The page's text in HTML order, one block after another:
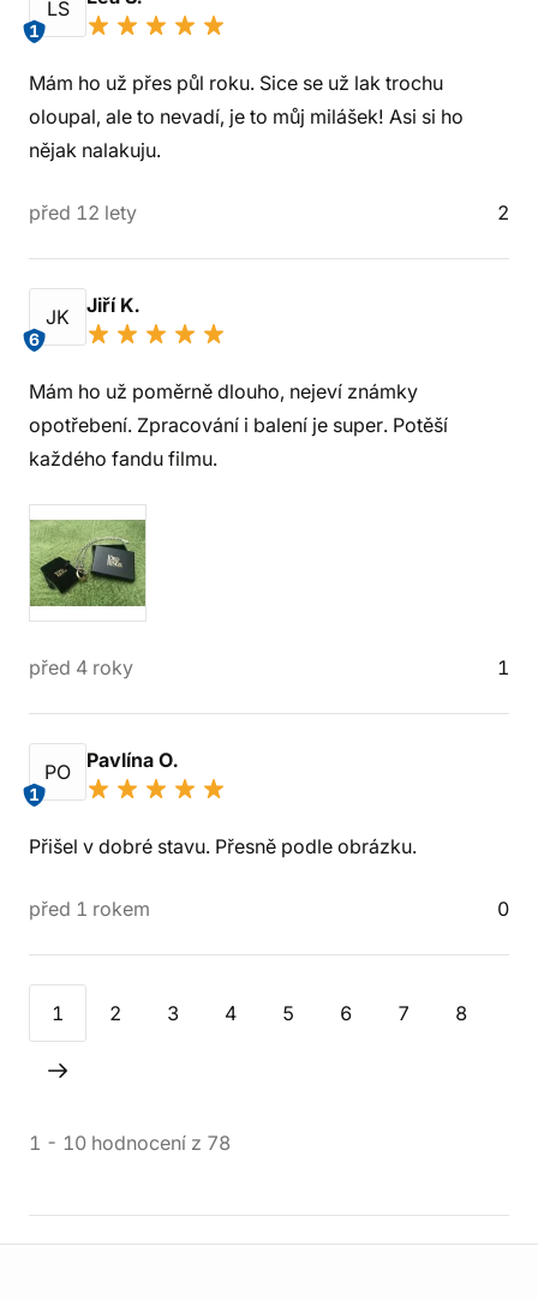
LS
1
Mám ho už přes půl roku. Sice se už lak trochu
oloupal, ale to nevadí, je to můj milášek! Asi si ho
nějak nalakuju.
před 12 lety 2
JK
6
Jiří K.
Mám ho už poměrně dlouho, nejeví známky
opotřebení. Zpracování i balení je super. Potěší
každého fandu filmu.
před 4 roky 1
PO
1
Pavlína O.
Přišel v dobré stavu. Přesně podle obrázku.
před 1 rokem 0
1 2 3 4 5 6 7 8
1 - 10 hodnocení z 78